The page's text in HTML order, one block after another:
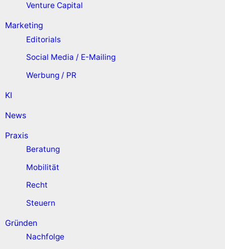
Venture Capital
Marketing
Editorials
Social Media / E-Mailing
Werbung / PR
KI
News
Praxis
Beratung
Mobilität
Recht
Steuern
Gründen
Nachfolge